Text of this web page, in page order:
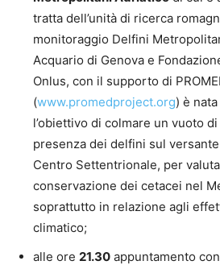
tratta dell’unità di ricerca
monitoraggio Delfini
Acquario di Genova e
Onlus, con il supporto di
(www.promedproject.org) è
l’obiettivo di colmare un vuoto
presenza dei delfini sul
Centro Settentrionale, per
conservazione dei cetacei nel
soprattutto in relazione agli
climatico;
alle ore 21.30 appuntamento